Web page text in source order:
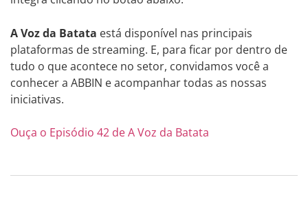
A Voz da Batata está disponível nas principais
plataformas de streaming. E, para ficar por dentro de
tudo o que acontece no setor, convidamos você a
conhecer a ABBIN e acompanhar todas as nossas
iniciativas.
Ouça o Episódio 42 de A Voz da Batata